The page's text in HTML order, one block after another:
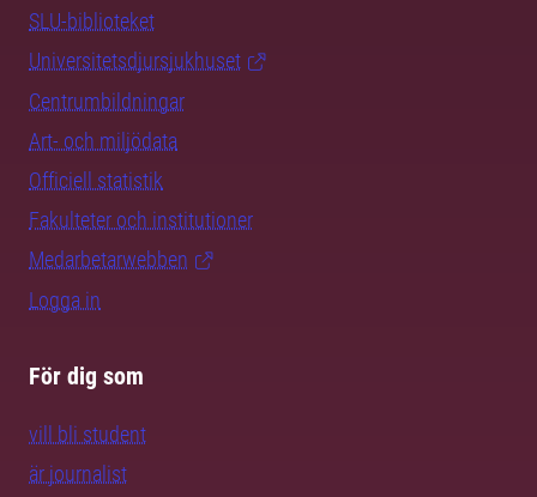
SLU-biblioteket
Universitetsdjursjukhuset
Centrumbildningar
Art- och miljödata
Officiell statistik
Fakulteter och institutioner
Medarbetarwebben
Logga in
För dig som
vill bli student
är journalist